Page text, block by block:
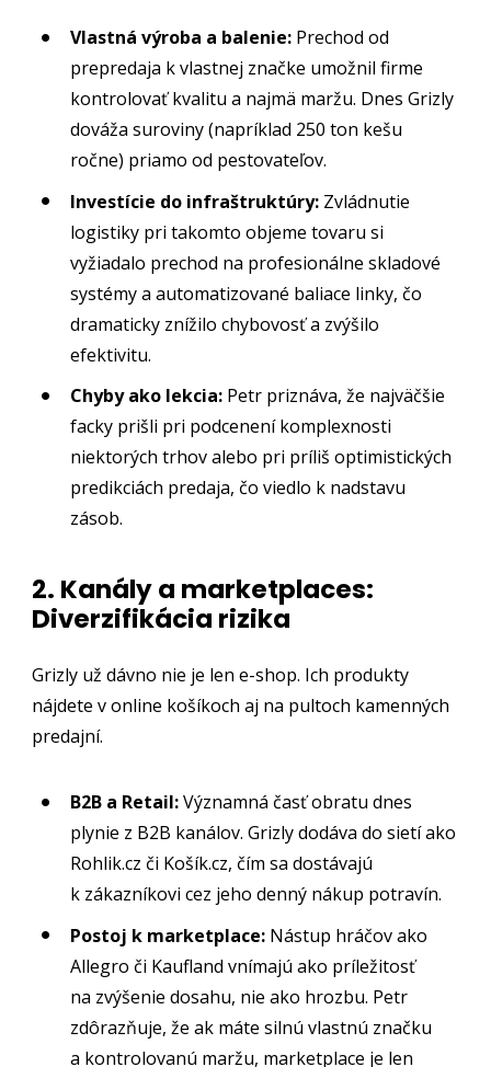
Vlastná výroba a balenie: Prechod od
prepredaja k vlastnej značke umožnil firme
kontrolovať kvalitu a najmä maržu. Dnes Grizly
dováža suroviny (napríklad 250 ton kešu
ročne) priamo od pestovateľov.
Investície do infraštruktúry: Zvládnutie
logistiky pri takomto objeme tovaru si
vyžiadalo prechod na profesionálne skladové
systémy a automatizované baliace linky, čo
dramaticky znížilo chybovosť a zvýšilo
efektivitu.
Chyby ako lekcia: Petr priznáva, že najväčšie
facky prišli pri podcenení komplexnosti
niektorých trhov alebo pri príliš optimistických
predikciách predaja, čo viedlo k nadstavu
zásob.
2. Kanály a marketplaces:
Diverzifikácia rizika
Grizly už dávno nie je len e-shop. Ich produkty
nájdete v online košíkoch aj na pultoch kamenných
predajní.
B2B a Retail:Významná časť obratu dnes
plynie z B2B kanálov. Grizly dodáva do sietí ako
Rohlik.cz či Košík.cz, čím sa dostávajú
k zákazníkovi cez jeho denný nákup potravín.
Postoj k marketplace: Nástup hráčov ako
Allegro či Kaufland vnímajú ako príležitosť
na zvýšenie dosahu, nie ako hrozbu. Petr
zdôrazňuje, že ak máte silnú vlastnú značku
a kontrolovanú maržu, marketplace je len